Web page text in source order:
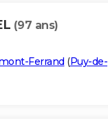
(97 ans)
Ferrand (Puy-de-